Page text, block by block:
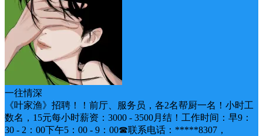
一往情深
《叶家渔》招聘！！前厅、服务员，各2名帮厨一名！小时工
数名，15元每小时薪资：3000 - 3500月结！工作时间：早9：
30 - 2：00下午5：00 - 9：00☎联系电话：*****8307，